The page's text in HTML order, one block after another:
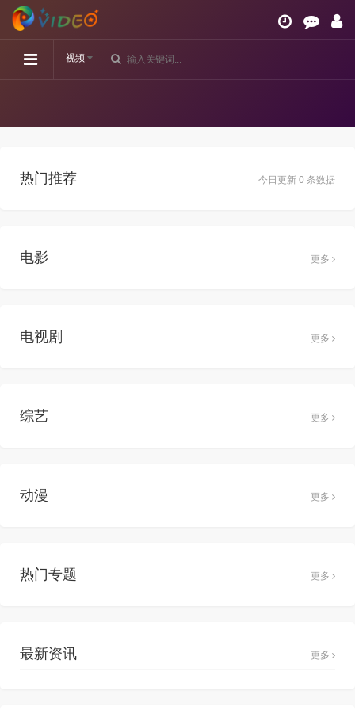
视频
今日更新 0 条数据
热门推荐
电影 更多
电视剧 更多
综艺 更多
动漫 更多
热门专题 更多
最新资讯 更多